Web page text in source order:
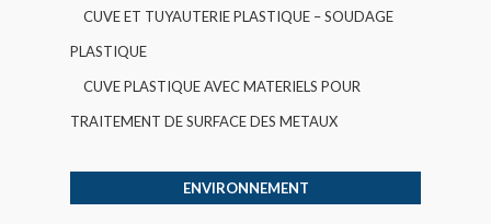
CUVE ET TUYAUTERIE PLASTIQUE – SOUDAGE
PLASTIQUE
CUVE PLASTIQUE AVEC MATERIELS POUR
TRAITEMENT DE SURFACE DES METAUX
ENVIRONNEMENT